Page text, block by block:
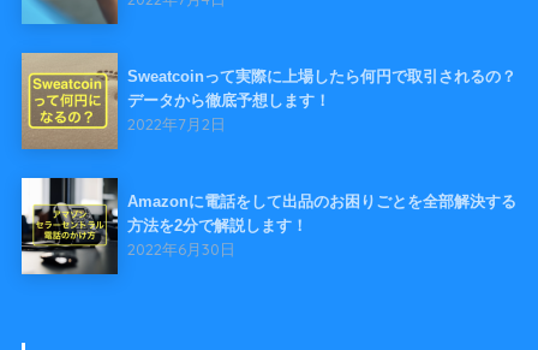
Sweatcoinって実際に上場したら何円で取引されるの？
データから徹底予想します！
2022年7月2日
Amazonに電話をして出品のお困りごとを全部解決する
方法を2分で解説します！
2022年6月30日